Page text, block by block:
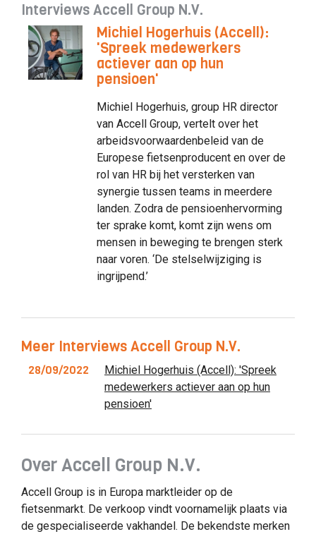
Interviews Accell Group N.V.
Michiel Hogerhuis (Accell):
'Spreek medewerkers
actiever aan op hun
pensioen'
Michiel Hogerhuis, group HR director
van Accell Group, vertelt over het
arbeidsvoorwaardenbeleid van de
Europese fietsenproducent en over de
rol van HR bij het versterken van
synergie tussen teams in meerdere
landen. Zodra de pensioenhervorming
ter sprake komt, komt zijn wens om
mensen in beweging te brengen sterk
naar voren. ‘De stelselwijziging is
ingrijpend.’
Meer Interviews Accell Group N.V.
28/09/2022
Michiel Hogerhuis (Accell): 'Spreek
medewerkers actiever aan op hun
pensioen'
Over Accell Group N.V.
Accell Group is in Europa marktleider op de
fietsenmarkt. De verkoop vindt voornamelijk plaats via
de gespecialiseerde vakhandel. De bekendste merken